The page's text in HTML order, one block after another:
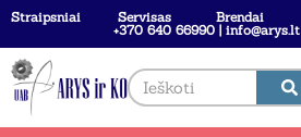
Straipsniai Servisas
Brendai
+370 640 66990 | info@arys.lt